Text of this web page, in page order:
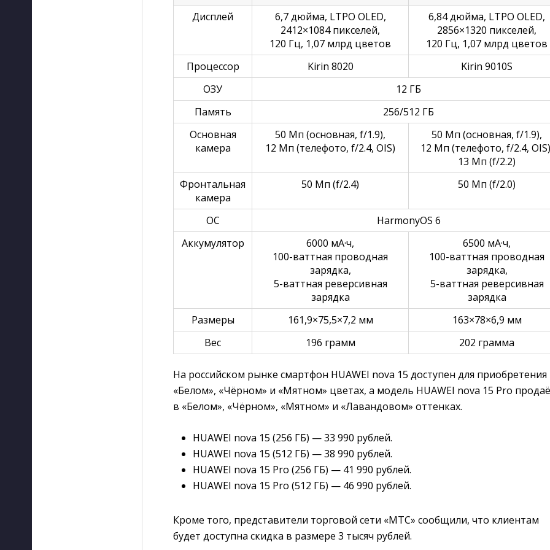
Дисплей
6,7 дюйма, LTPO OLED,
2412×1084 пикселей,
120 Гц, 1,07 млрд цветов
6,84 дюйма, LTPO OLED,
2856×1320 пикселей,
120 Гц, 1,07 млрд цветов
Процессор
Kirin 8020
Kirin 9010S
ОЗУ
12 ГБ
Память
256/512 ГБ
Основная
камера
50 Мп (основная, f/1.9),
12 Мп (телефото, f/2.4, OIS)
50 Мп (основная, f/1.9),
12 Мп (телефото, f/2.4,
13 Мп (f/2.2)
Фронтальная
камера
50 Мп (f/2.4) 50 Мп (f/2.0)
ОС
HarmonyOS 6
Аккумулятор
6000 мА·ч,
100-ваттная проводная
зарядка,
5-ваттная реверсивная
зарядка
6500 мА·ч,
100-ваттная проводная
зарядка,
5-ваттная реверсивная
зарядка
Размеры
161,9×75,5×7,2 мм
163×78×6,9 мм
Вес
196 грамм 202 грамма
На российском рынке смартфон HUAWEI nova 15 доступен для приобретения
«Белом», «Чёрном» и «Мятном» цветах, а модель HUAWEI nova 15 Pro
в «Белом», «Чёрном», «Мятном» и «Лавандовом» оттенках.
HUAWEI nova 15 (256 ГБ) — 33 990 рублей.
HUAWEI nova 15 (512 ГБ) — 38 990 рублей.
HUAWEI nova 15 Pro (256 ГБ) — 41 990 рублей.
HUAWEI nova 15 Pro (512 ГБ) — 46 990 рублей.
Кроме того, представители торговой сети «МТС» сообщили, что клиентам
будет доступна скидка в размере 3 тысяч рублей.